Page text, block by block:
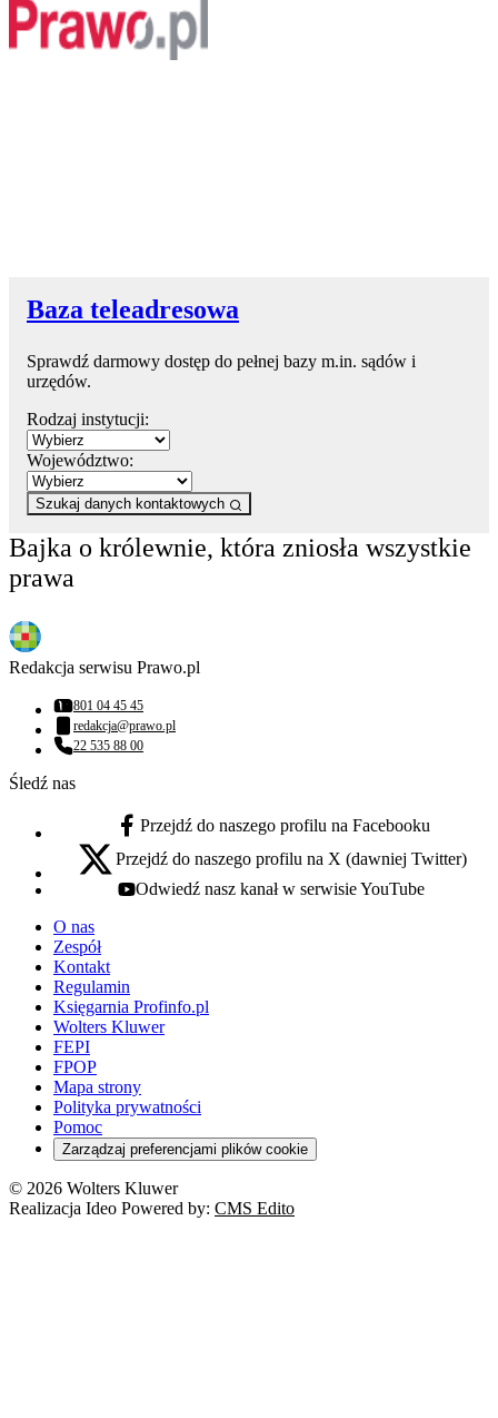
Baza teleadresowa
Sprawdź darmowy dostęp do pełnej bazy m.in. sądów i
urzędów.
Rodzaj instytucji:
Województwo:
Szukaj danych kontaktowych
Bajka o królewnie, która zniosła wszystkie
prawa
Redakcja serwisu Prawo.pl
Numer telefonu:
801 04 45 45
Adres email:
redakcja@prawo.pl
Numer telefonu:
22 535 88 00
Śledź nas
facebook - otwiera się w nowej karcie
Przejdź do naszego profilu na Facebooku
x - otwiera się w nowej karcie
Przejdź do naszego profilu na X (dawniej Twitter)
youtube - otwiera się w nowej karcie
Odwiedź nasz kanał w serwisie YouTube
O nas
Zespół
Kontakt
Regulamin
Księgarnia Profinfo.pl
Wolters Kluwer
FEPI
FPOP
Mapa strony
Polityka prywatności
Pomoc
Zarządzaj preferencjami plików cookie
© 2026 Wolters Kluwer
Realizacja Ideo Powered by: CMS Edito